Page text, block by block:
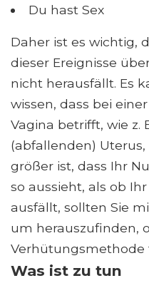
Du hast Sex
Daher ist es wichtig,
dieser Ereignisse
nicht herausfällt. Es
wissen, dass bei
Vagina betrifft, wie z.
(abfallenden)
größer ist, dass Ihr
so aussieht, als ob
ausfällt, sollten Sie
um herauszufinden,
Verhütungsmethode
Was ist zu tun